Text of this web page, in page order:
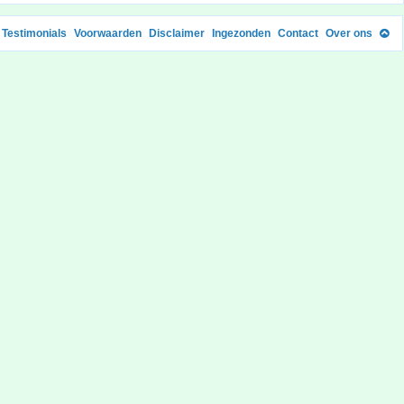
Testimonials Voorwaarden Disclaimer Ingezonden Contact Over ons